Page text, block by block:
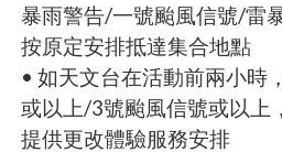
暴雨警告/一號颱風信號/雷
按原定安排抵達集合地點
• 如天文台在活動前兩小時
或以上/3號颱風信號或以上
提供更改體驗服務安排